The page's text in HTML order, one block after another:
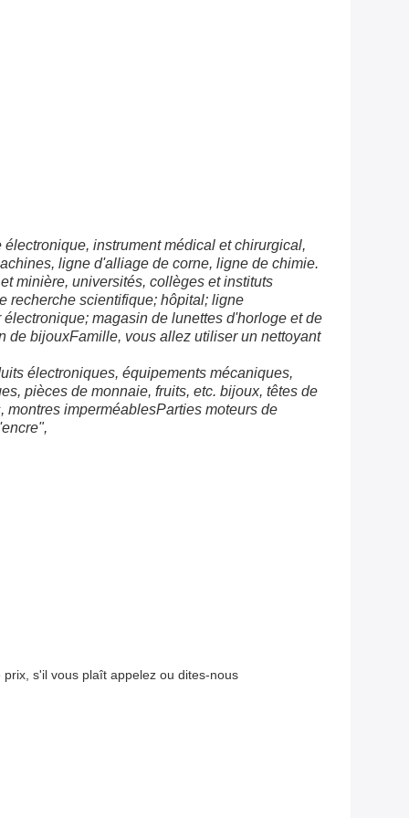
instrument médical et chirurgical,
ligne d'alliage de corne, ligne de chimie.
minière, universités, collèges et instituts
recherche scientifique; hôpital; ligne
magasin de lunettes d'horloge et de
de bijouxFamille, vous allez utiliser un nettoyant
électroniques, équipements mécaniques,
pièces de monnaie, fruits, etc. bijoux, têtes de
montres imperméablesParties moteurs de
s'il vous plaît appelez ou dites-nous